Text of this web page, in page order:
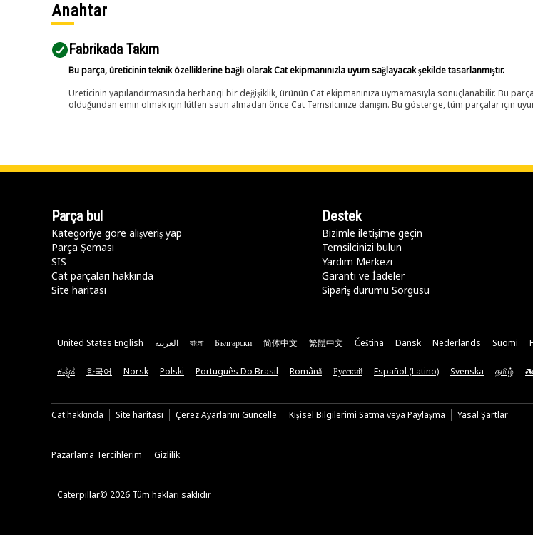
Anahtar
Fabrikada Takım
Bu parça, üreticinin teknik özelliklerine bağlı olarak Cat ekipmanınızla uyum sağlayacak şekilde tasarlanmıştır.
Üreticinin yapılandırmasında herhangi bir değişiklik, ürünün Cat ekipmanınıza uymamasıyla sonuçlanabilir. Bu
olduğundan emin olmak için lütfen satın almadan önce Cat Temsilcinize danışın. Bu gösterge, tüm parçalar için
Parça bul
Kategoriye göre alışveriş yap
Parça Şeması
SIS
Cat parçaları hakkında
Site haritası
Destek
Bizimle iletişime geçin
Temsilcinizi bulun
Yardım Merkezi
Garanti ve İadeler
Sipariş durumu Sorgusu
United States English العربية বাংলা Български 简体中文 繁體中文 Čeština Dansk Nederlands Suomi
ಕನ್ನಡ 한국어 Norsk Polski Português Do Brasil Română Русский Español (Latino) Svenska தமிழ்
Cat hakkında Site haritası Çerez Ayarlarını Güncelle Kişisel Bilgilerimi Satma veya Paylaşma Yasal Şartlar
Pazarlama Tercihlerim Gizlilik
Caterpillar© 2026 Tüm hakları saklıdır